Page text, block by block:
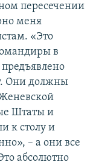
пересечении
меня
«Это
в
Они должны
Штаты и
к столу и
– а они все
абсолютно